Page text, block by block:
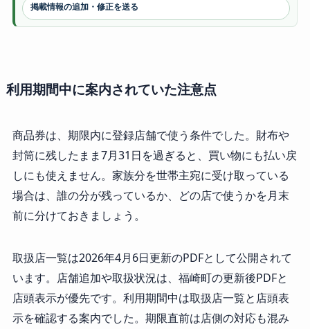
掲載情報の追加・修正を送る
利用期間中に案内されていた注意点
商品券は、期限内に登録店舗で使う条件でした。財布や
封筒に残したまま7月31日を過ぎると、買い物にも払い戻
しにも使えません。家族分を世帯主宛に受け取っている
場合は、誰の分が残っているか、どの店で使うかを月末
前に分けておきましょう。
取扱店一覧は2026年4月6日更新のPDFとして公開されて
います。店舗追加や取扱状況は、福崎町の更新後PDFと
店頭表示が優先です。利用期間中は取扱店一覧と店頭表
示を確認する案内でした。期限直前は店側の対応も混み